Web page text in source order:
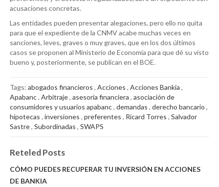
acusaciones concretas.
Las entidades pueden presentar alegaciones, pero ello no quita
para que el expediente de la CNMV acabe muchas veces en
sanciones, leves, graves o muy graves, que en los dos últimos
casos se proponen al Ministerio de Economía para que dé su visto
bueno y, posteriormente, se publican en el BOE.
Tags: abogados financieros , Acciones , Acciones Bankia ,
Apabanc, Arbitraje, asesoría financiera , asociación de
consumidores y usuarios apabanc, demandas , derecho bancario ,
hipotecas , inversiones , preferentes , Ricard Torres , Salvador
Sastre, Subordinadas , SWAPS
Reteled Posts
CÓMO PUEDES RECUPERAR TU INVERSIÓN EN ACCIONES
DE BANKIA